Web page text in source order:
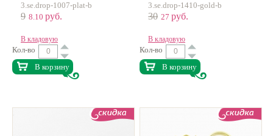
3.se.drop-1007-plat-b
9 8.10 руб.
В кладовую
Кол-во
В корзину
3.se.drop-1410-gold-b
30 27 руб.
В кладовую
Кол-во
В корзину